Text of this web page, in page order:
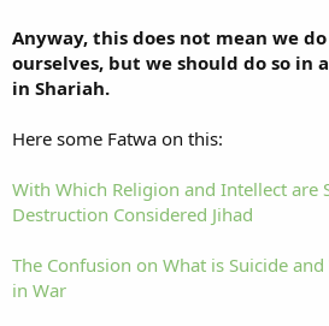
Anyway, this does not mean we
ourselves, but we should do so in
in Shariah.
Here some Fatwa on this:
With Which Religion and Intellect are
Destruction Considered Jihad
The Confusion on What is Suicide
in War